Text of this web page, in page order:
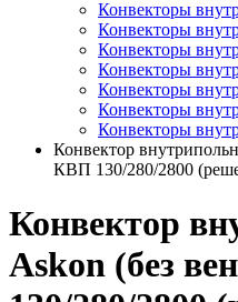
Конвекторы
Конвекторы
Конвекторы
Конвекторы
Конвекторы
Конвекторы
Конвекторы
Конвектор
КВП 130/280/2800
Конвектор
Askon (без